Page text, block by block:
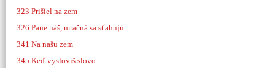
323 Prišiel na zem
326 Pane náš, mračná sa sťahujú
341 Na našu zem
345 Keď vyslovíš slovo